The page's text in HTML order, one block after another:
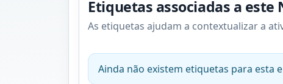
Etiquetas associadas a este
As etiquetas ajudam a contextualizar a
Ainda não existem etiquetas para esta